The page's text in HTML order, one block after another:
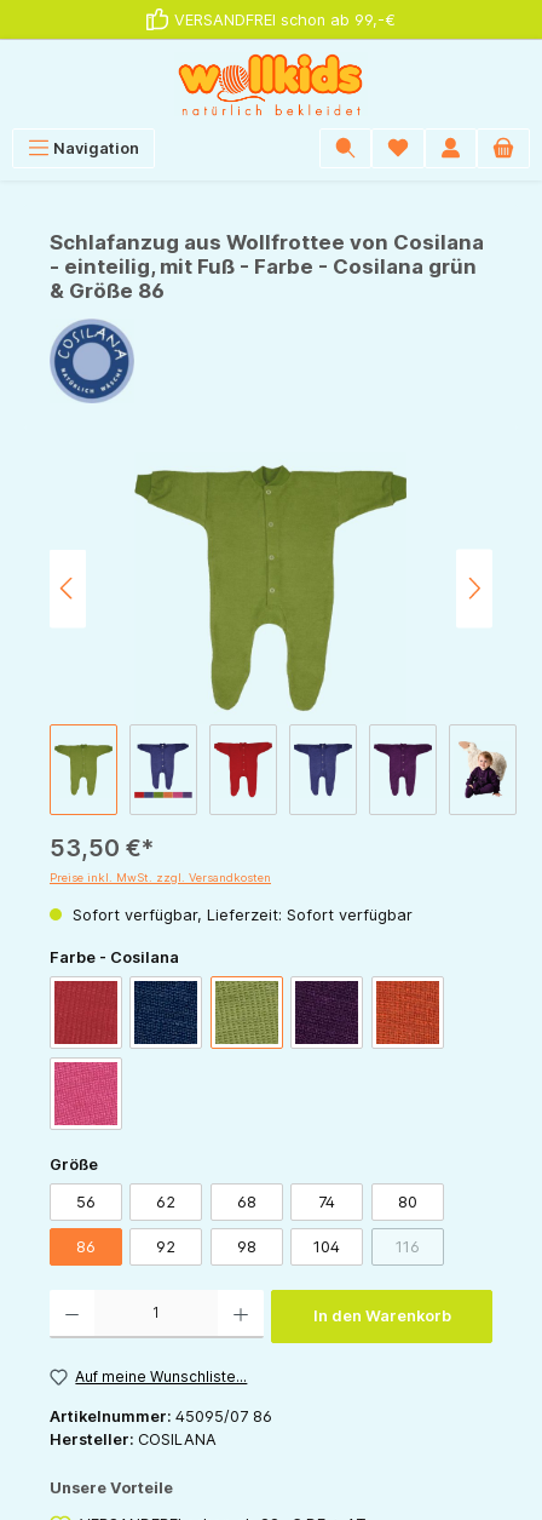
VERSANDFREI schon ab 99,-€
Navigation
Schlafanzug aus Wollfrottee von Cosilana
- einteilig, mit Fuß - Farbe - Cosilana grün
& Größe 86
53,50 €*
Preise inkl. MwSt. zzgl. Versandkosten
Sofort verfügbar, Lieferzeit: Sofort verfügbar
Farbe - Cosilana
marine grün pflaume orange
pink
Größeauswählen
56 62 68 74 80
86 92 98 104 116(Diese Option ist
In den Warenkorb
Auf meine Wunschliste...
Artikelnummer: 45095/07 86
Hersteller: COSILANA
Unsere Vorteile